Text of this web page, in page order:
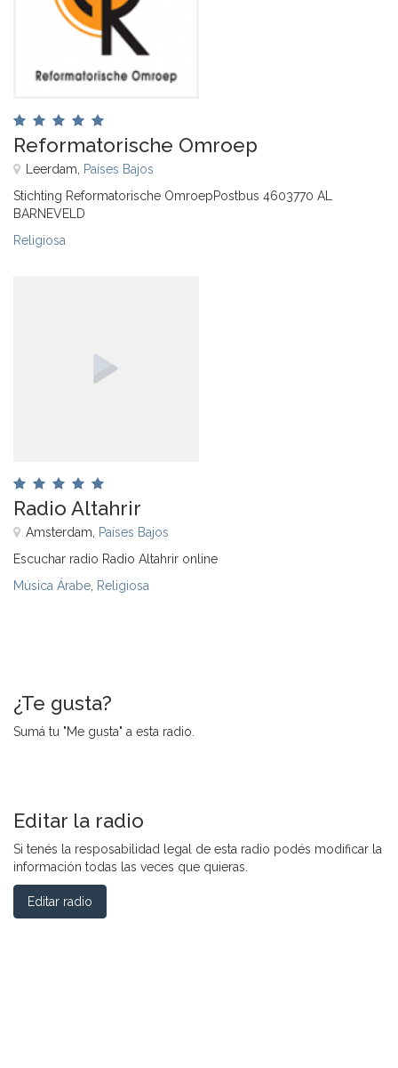
Reformatorische Omroep
Leerdam, Países Bajos
Stichting Reformatorische OmroepPostbus 4603770 AL
BARNEVELD
Religiosa
Radio Altahrir
Amsterdam, Países Bajos
Escuchar radio Radio Altahrir online
Música Árabe Religiosa
¿Te gusta?
Sumá tu "Me gusta" a esta radio.
Editar la radio
Si tenés la resposabilidad legal de esta radio podés modificar la
información todas las veces que quieras.
Editar radio